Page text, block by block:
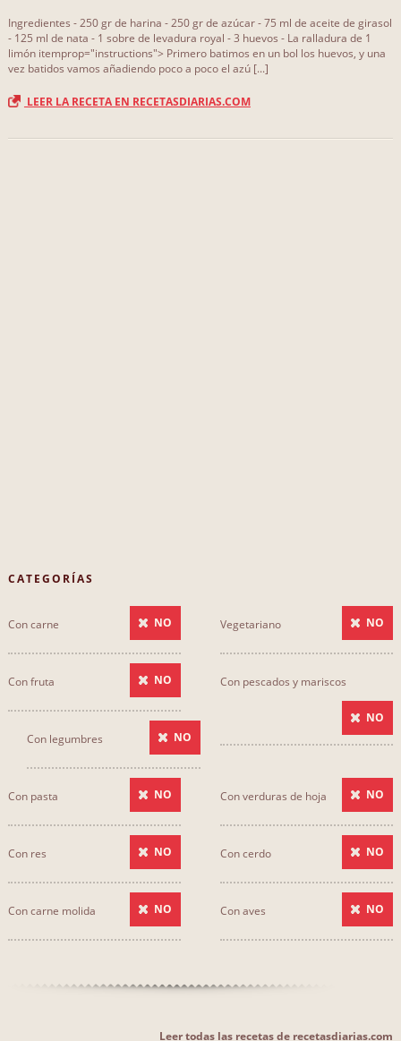
Ingredientes - 250 gr de harina - 250 gr de azúcar - 75 ml de aceite de girasol
- 125 ml de nata - 1 sobre de levadura royal - 3 huevos - La ralladura de 1
limón itemprop="instructions"> Primero batimos en un bol los huevos, y una
vez batidos vamos añadiendo poco a poco el azú [...]
LEER LA RECETA EN RECETASDIARIAS.COM
CATEGORÍAS
Vegetariano NO
Con carne NO
Con pescados y mariscos
NO
Con fruta NO
Con legumbres NO
Con pasta NO Con verduras de hoja NO
Con res NO Con cerdo NO
Con carne molida NO Con aves NO
Leer todas las recetas de recetasdiarias.com